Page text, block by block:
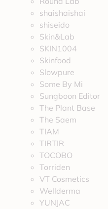
shaishaishai
shiseido
Skin&Lab
SKIN1004
Skinfood
Slowpure
Some By Mi
Sungboon Editor
The Plant Base
The Saem
TIAM
TIRTIR
TOCOBO
Torriden
VT Cosmetics
Wellderma
YUNJAC